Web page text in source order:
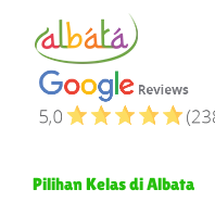
Pilihan Kelas di Albata